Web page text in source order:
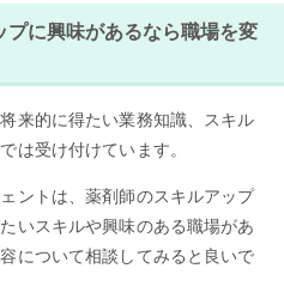
に興味があるなら職場を変
来的に得たい業務知識、スキル
は受け付けています。
ントは、薬剤師のスキルアップ
いスキルや興味のある職場があ
について相談してみると良いで